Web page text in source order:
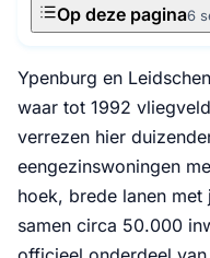
Op deze pagina6
Ypenburg en
waar tot 1992
verrezen hier
eengezinswoningen
hoek, brede lanen
samen circa 50.000